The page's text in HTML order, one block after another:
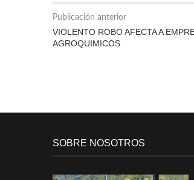
Publicación anterior
VIOLENTO ROBO AFECTA A
AGROQUIMICOS
SOBRE NOSOTROS